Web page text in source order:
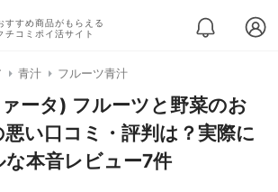
すすめ商品がもらえる
チコミポイ活サイト
青汁 フルーツ青汁
ータ) フルーツと野菜のお
い口コミ・評判は？実際に
本音レビュー7件